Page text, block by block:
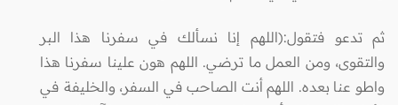
ثم تدعو فتقول:(اللهم إنا نسألك في سفرنا هذا البر
والتقوى، ومن العمل ما ترضي‏.‏ اللهم هون علينا سفرنا هذا
واطو عنا بعده‏.‏ اللهم أنت الصاحب في السفر، والخليفة في